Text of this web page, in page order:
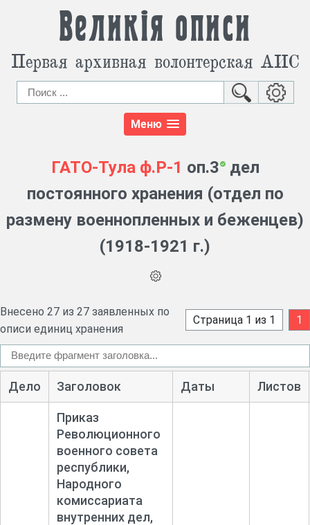
Великія описи
Первая архивная волонтерская АИС
Меню
ГАТО-Тула ф.Р-1 оп.3 дел
постоянного хранения (отдел по
размену военнопленных и беженцев)
(1918-1921 г.)
Внесено 27 из 27 заявленных по
описи единиц хранения
Страница 1 из 1 1
Дело Заголовок Даты Листов
Приказ
Революционного
военного совета
республики,
Народного
комиссариата
внутренних дел,